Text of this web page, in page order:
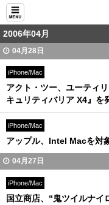
2006年04月
04月28日
iPhone/Mac
アクト・ツー、ユーティ
キュリティバリア X4』を
iPhone/Mac
アップル、Intel Macを対
04月27日
iPhone/Mac
国立商店、“鬼ツイルナイ